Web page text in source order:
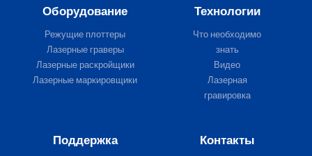
Оборудование
Режущие плоттеры
Лазерные граверы
Лазерные раскройщики
Лазерные маркировщики
Технологии
Что необходимо
знать
Видео
Лазерная
гравировка
Поддержка Контакты